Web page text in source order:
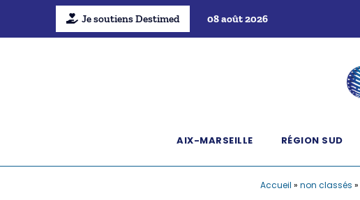
Je soutiens Destimed 08 août 2026
AIX-MARSEILLE RÉGION SUD
Accueil » non classés »